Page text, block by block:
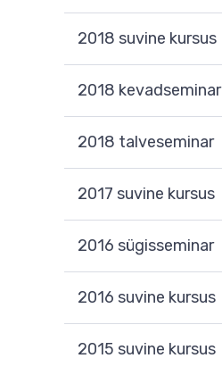
2018 suvine kursus
2018 kevadseminar
2018 talveseminar
2017 suvine kursus
2016 sügisseminar
2016 suvine kursus
2015 suvine kursus